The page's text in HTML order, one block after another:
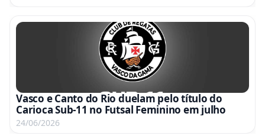
Vasco e Canto do Rio duelam pelo título do
Carioca Sub-11 no Futsal Feminino em julho
24/06/2026